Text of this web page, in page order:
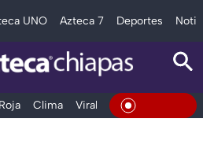
UNO Azteca 7 Deportes
Clima Viral y Tendencia